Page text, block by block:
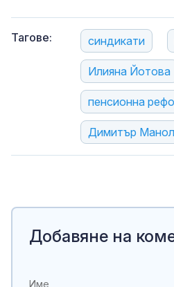
Тагове: синдикати
Илияна Йотова
пенсионна
Димитър
Добавяне на